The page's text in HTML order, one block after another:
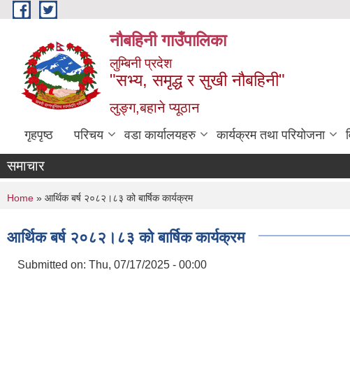
Skip to main content
नौबहिनी गाउँपालिका
लुम्बिनी प्रदेश
"सभ्य, समृद्ध र सुखी नौबहिनी"
लुङ्ग,बहाने प्यूठान
गृहपृष्ठ परिचय वडा कार्यालयहरु कार्यक्रम तथा परियोजना
समाचार
You are here
Home » आर्थिक बर्ष २०८२।८३ को बार्षिक कार्यक्रम
आर्थिक बर्ष २०८२।८३ को बार्षिक कार्यक्रम
Submitted on: Thu, 07/17/2025 - 00:00